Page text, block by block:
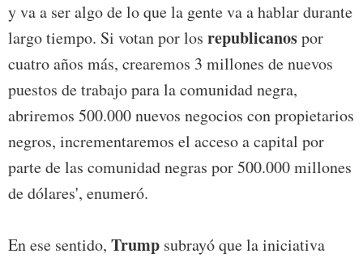
y va a ser algo de lo que la gente va a hablar durante
largo tiempo. Si votan por los republicanospor
cuatro años más, crearemos 3 millones de nuevos
puestos de trabajo para la comunidad negra,
abriremos 500.000 nuevos negocios con propietarios
negros, incrementaremos el acceso a capital por
parte de las comunidad negras por 500.000 millones
de dólares', enumeró.
En ese sentido, Trump subrayó que la iniciativa